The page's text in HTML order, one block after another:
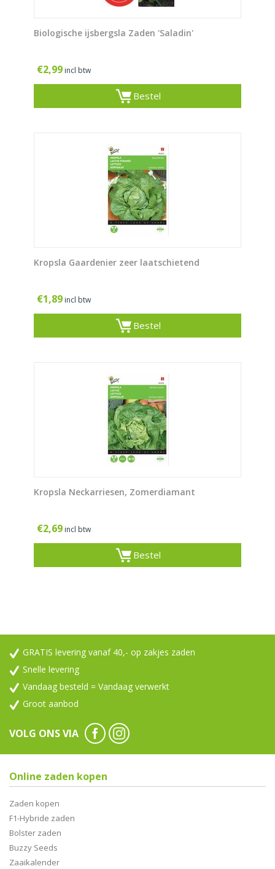
Biologische ijsbergsla Zaden 'Saladin'
€2,99 incl btw
Bestel
Kropsla Gaardenier zeer laatschietend
€1,89 incl btw
Bestel
Kropsla Neckarriesen, Zomerdiamant
€2,69 incl btw
Bestel
GRATIS levering vanaf 40,- op zakjes zaden
Snelle levering
Vandaag besteld = Vandaag verwerkt
Groot aanbod
VOLG ONS VIA
Online zaden kopen
Zaden kopen
F1-Hybride zaden
Bolster zaden
Buzzy Seeds
Zaaikalender